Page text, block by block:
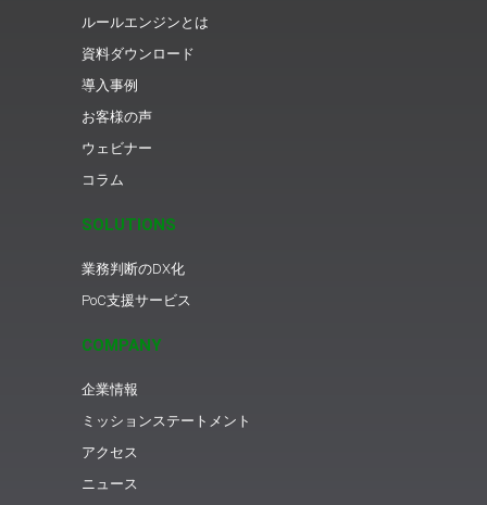
ルールエンジンとは
資料ダウンロード
導入事例
お客様の声
ウェビナー
コラム
SOLUTIONS
業務判断のDX化
PoC支援サービス
COMPANY
企業情報
ミッションステートメント
アクセス
ニュース